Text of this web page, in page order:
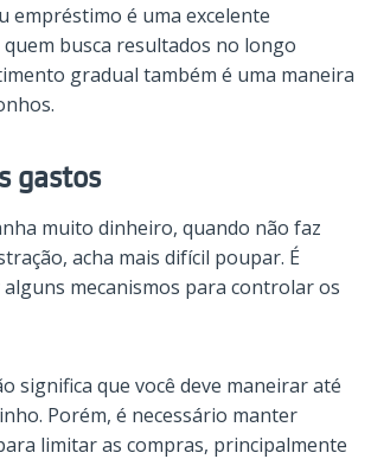
empréstimo é uma excelente
busca resultados no longo
gradual também é uma maneira
gastos
muito dinheiro, quando não faz
acha mais difícil poupar. É
mecanismos para controlar os
significa que você deve maneirar até
Porém, é necessário manter
limitar as compras, principalmente